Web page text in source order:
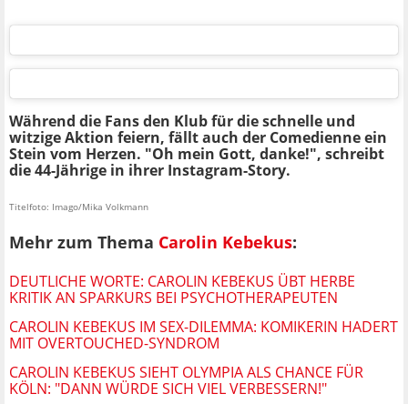
Während die Fans den Klub für die schnelle und
witzige Aktion feiern, fällt auch der Comedienne ein
Stein vom Herzen. "Oh mein Gott, danke!", schreibt
die 44-Jährige in ihrer Instagram-Story.
Titelfoto: Imago/Mika Volkmann
Mehr zum Thema Carolin Kebekus:
DEUTLICHE WORTE: CAROLIN KEBEKUS ÜBT HERBE
KRITIK AN SPARKURS BEI PSYCHOTHERAPEUTEN
CAROLIN KEBEKUS IM SEX-DILEMMA: KOMIKERIN HADERT
MIT OVERTOUCHED-SYNDROM
CAROLIN KEBEKUS SIEHT OLYMPIA ALS CHANCE FÜR
KÖLN: "DANN WÜRDE SICH VIEL VERBESSERN!"